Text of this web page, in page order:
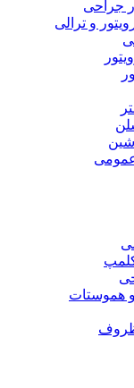
جراحی
و ترالی
هموستات